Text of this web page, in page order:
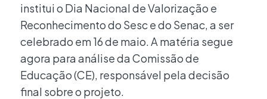
institui o Dia Nacional de Valorização e
Reconhecimento do Sesc e do Senac, a ser
celebrado em 16 de maio. A matéria segue
agora para análise da Comissão de
Educação (CE), responsável pela decisão
final sobre o projeto.